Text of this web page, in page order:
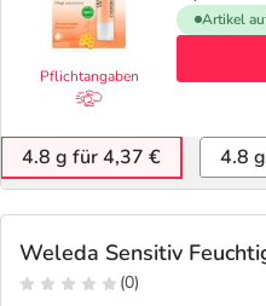
Pflichtangaben
Artikel
4.8 g für 4,37 € 4.8
Weleda Sensitiv
(0)